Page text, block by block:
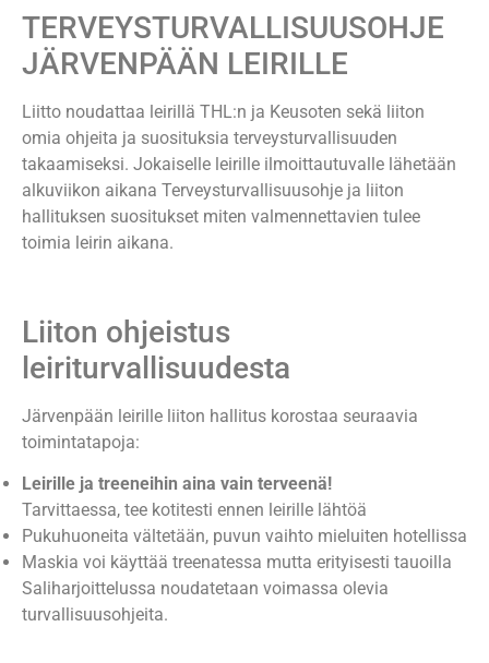
TERVEYSTURVALLISUUSOHJE
JÄRVENPÄÄN LEIRILLE
Liitto noudattaa leirillä THL:n ja Keusoten sekä liiton
omia ohjeita ja suosituksia terveysturvallisuuden
takaamiseksi. Jokaiselle leirille ilmoittautuvalle lähetään
alkuviikon aikana Terveysturvallisuusohje ja liiton
hallituksen suositukset miten valmennettavien tulee
toimia leirin aikana.
Liiton ohjeistus
leiriturvallisuudesta
Järvenpään leirille liiton hallitus korostaa seuraavia
toimintatapoja:
Leirille ja treeneihin aina vain terveenä!
Tarvittaessa, tee kotitesti ennen leirille lähtöä
Pukuhuoneita vältetään, puvun vaihto mieluiten hotellissa
Maskia voi käyttää treenatessa mutta erityisesti tauoilla
Saliharjoittelussa noudatetaan voimassa olevia
turvallisuusohjeita.